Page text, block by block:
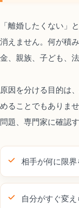
「離婚したくない」
消えません。何が積
金、親族、子ども、
原因を分ける目的は
めることでもありま
問題、専門家に確認
相手が何に限界
自分がすぐ変